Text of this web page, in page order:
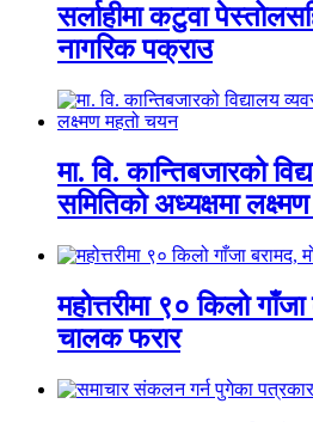
सर्लाहीमा कटुवा
नागरिक पक्राउ
मा. वि. कान्तिबजारको
समितिको अध्यक्षमा
महोत्तरीमा ९० किलो
चालक फरार